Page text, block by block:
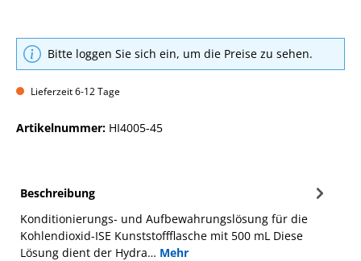
Bitte loggen Sie sich ein, um die Preise zu sehen.
Lieferzeit 6-12 Tage
Artikelnummer: HI4005-45
Beschreibung
Konditionierungs- und Aufbewahrungslösung für die
Kohlendioxid-ISE Kunststoffflasche mit 500 mL Diese
Lösung dient der Hydra… Mehr